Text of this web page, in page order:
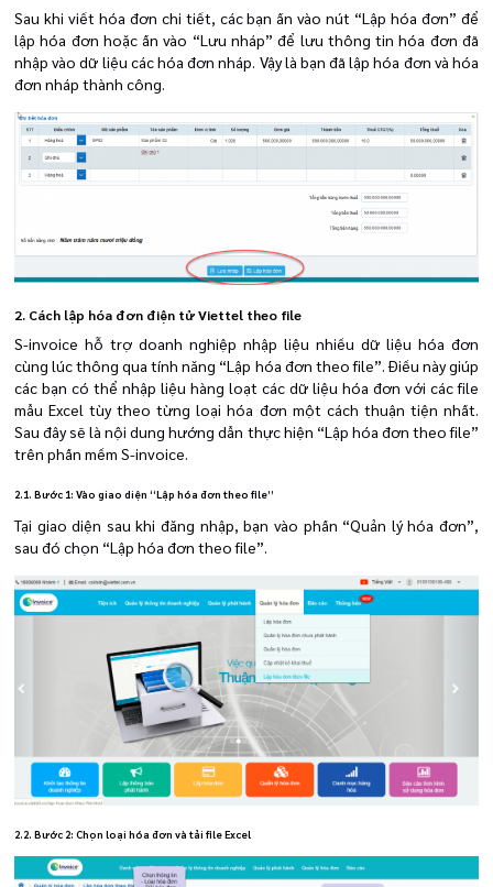
Sau khi viết hóa đơn chi tiết, các bạn ấn vào nút “Lập hóa đơn” để
lập hóa đơn hoặc ấn vào “Lưu nháp” để lưu thông tin hóa đơn đã
nhập vào dữ liệu các hóa đơn nháp. Vậy là bạn đã lập hóa đơn và hóa
đơn nháp thành công.
2. Cách lập hóa đơn điện tử Viettel theo file
S-invoice hỗ trợ doanh nghiệp nhập liệu nhiều dữ liệu hóa đơn
cùng lúc thông qua tính năng “Lập hóa đơn theo file”. Điều này giúp
các bạn có thể nhập liệu hàng loạt các dữ liệu hóa đơn với các file
mẫu Excel tùy theo từng loại hóa đơn một cách thuận tiện nhất.
Sau đây sẽ là nội dung hướng dẫn thực hiện “Lập hóa đơn theo file”
trên phần mềm S-invoice.
2.1. Bước 1: Vào giao diện “Lập hóa đơn theo file”
Tại giao diện sau khi đăng nhập, bạn vào phần “Quản lý hóa đơn”,
sau đó chọn “Lập hóa đơn theo file”.
2.2. Bước 2: Chọn loại hóa đơn và tải file Excel